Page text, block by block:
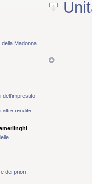
della Madonna
dell'imprestito
altre rendite
dei priori